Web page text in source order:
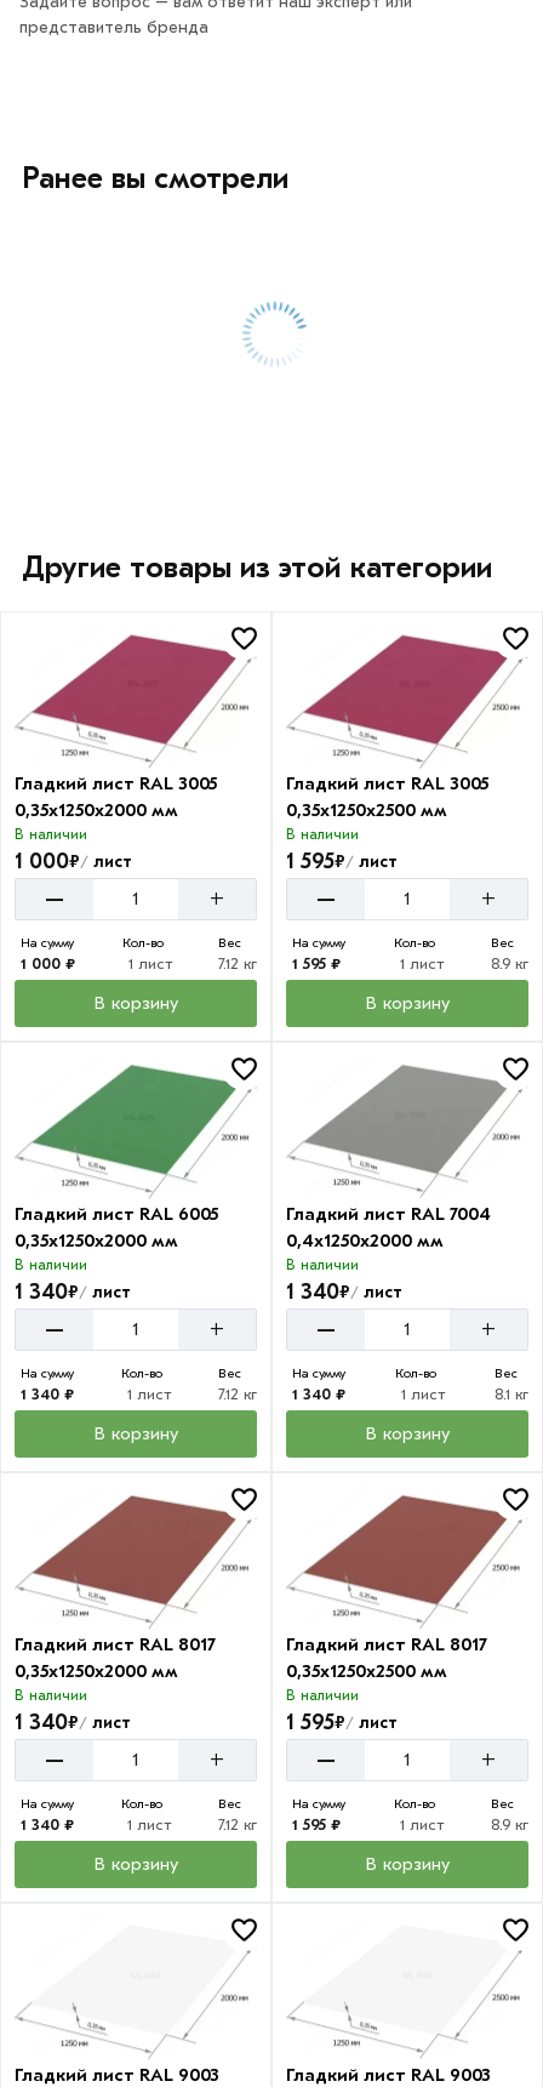
представитель бренда
Ранее вы смотрели
Другие товары из этой категории
Гладкий лист RAL 3005
0,35х1250х2000 мм
В наличии
1 000₽/ лист
– +
На сумму
1 000 ₽
Кол-во
1 лист
Вес
7.12 кг
В корзину
Гладкий лист RAL 3005
0,35х1250х2500 мм
В наличии
1 595₽/ лист
– +
На сумму
1 595 ₽
Кол-во
1 лист
Вес
8.9 кг
В корзину
Гладкий лист RAL 6005
0,35х1250х2000 мм
В наличии
1 340₽/ лист
– +
На сумму
1 340 ₽
Кол-во
1 лист
Вес
7.12 кг
В корзину
Гладкий лист RAL 7004
0,4х1250х2000 мм
В наличии
1 340₽/ лист
– +
На сумму
1 340 ₽
Кол-во
1 лист
Вес
8.1 кг
В корзину
Гладкий лист RAL 8017
0,35х1250х2000 мм
В наличии
1 340₽/ лист
– +
На сумму
1 340 ₽
Кол-во
1 лист
Вес
7.12 кг
В корзину
Гладкий лист RAL 8017
0,35х1250х2500 мм
В наличии
1 595₽/ лист
– +
На сумму
1 595 ₽
Кол-во
1 лист
Вес
8.9 кг
В корзину
Гладкий лист RAL 9003
Гладкий лист RAL 9003